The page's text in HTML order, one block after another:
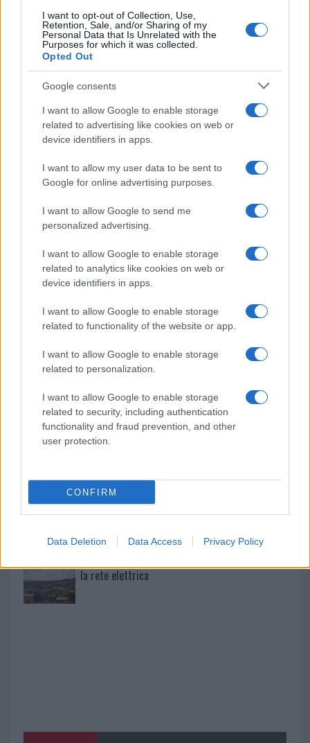
I want to opt-out of Collection, Use,
Retention, Sale, and/or Sharing of my
Personal Data that Is Unrelated with the
Purposes for which it was collected.
Opted Out
Google consents
I want to allow Google to enable storage
related to advertising like cookies on web or
device identifiers in apps.
I want to allow my user data to be sent to
Google for online advertising purposes.
I want to allow Google to send me
personalized advertising.
I want to allow Google to enable storage
related to analytics like cookies on web or
device identifiers in apps.
I want to allow Google to enable storage
related to functionality of the website or app.
I want to allow Google to enable storage
related to personalization.
I want to allow Google to enable storage
related to security, including authentication
functionality and fraud prevention, and other
user protection.
CONFIRM
Data Deletion Data Access Privacy Policy
Condividi l'articolo
F
a
ce
b
o
o
k
T
w
it
te
r
Pi
n
te
re
st
W
h
s
A
p
p
S
h
re
Articolo precedente
Prossimo articolo
NOTIZIE RECENTI
Le previsioni meteo per il weekend a Olbia e in
Gallura
Michelle Hunziker in Gallura, bella anche dal
vivo: un amico vip svela come fa
Calangianus, dopo le polemiche il centro
esplode la protesta
Pausa caffè impeccabile: come scegliere la
Monte Pino, la fine di un lungo dolore: storia e
rinascita della strada che segnò la Gallura
la rete elettrica